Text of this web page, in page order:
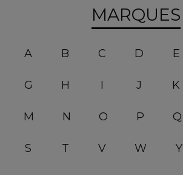
MARQUES
A B C D E
G H I J K
M N O P Q
S T V W Y